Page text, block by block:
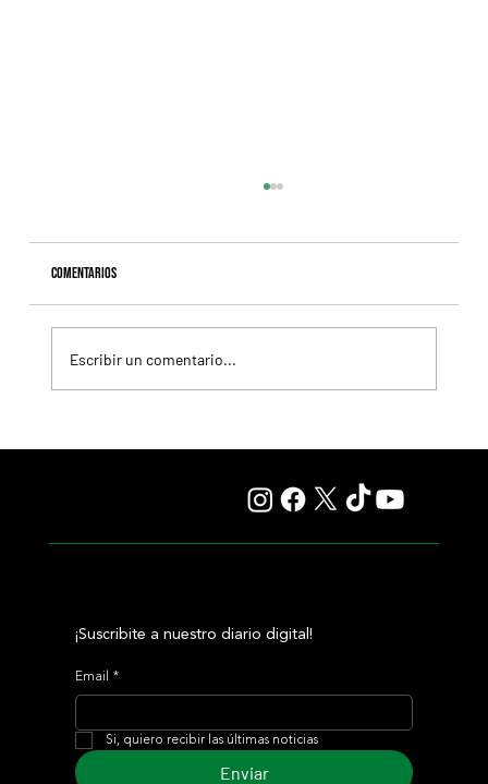
Comentarios
Escribir un comentario...
¡Suscribite a nuestro diario digital!
Email *
Si, quiero recibir las últimas noticias
Enviar